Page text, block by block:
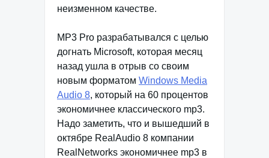
неизменном качестве.
MP3 Pro разрабатывался с целью
догнать Microsoft, которая месяц
назад ушла в отрыв со своим
новым форматом Windows Media
Audio 8, который на 60 процентов
экономичнее классического mp3.
Надо заметить, что и вышедший в
октябре RealAudio 8 компании
RealNetworks экономичнее mp3 в